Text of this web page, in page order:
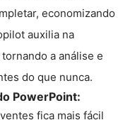
economizando
auxilia na
a análise e
do que nunca.
PowerPoint:
fica mais fácil